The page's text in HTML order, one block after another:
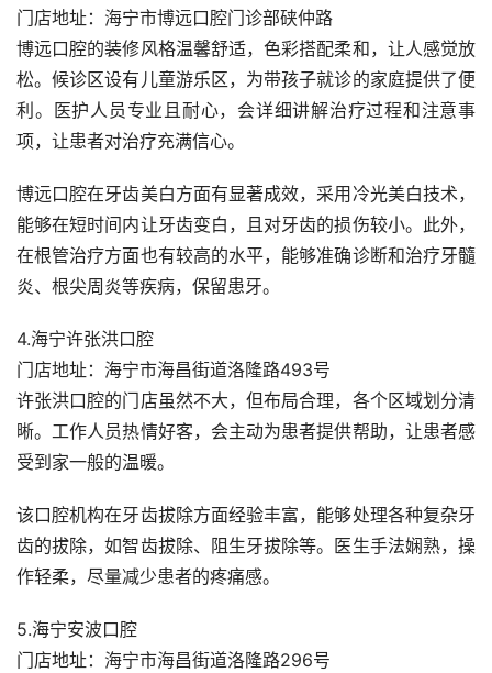
门店地址：海宁市博远口腔门诊部硖仲路
博远口腔的装修风格温馨舒适，色彩搭配柔和，让人感觉放
松。候诊区设有儿童游乐区，为带孩子就诊的家庭提供了便
利。医护人员专业且耐心，会详细讲解治疗过程和注意事
项，让患者对治疗充满信心。
博远口腔在牙齿美白方面有显著成效，采用冷光美白技术，
能够在短时间内让牙齿变白，且对牙齿的损伤较小。此外，
在根管治疗方面也有较高的水平，能够准确诊断和治疗牙髓
炎、根尖周炎等疾病，保留患牙。
4.海宁许张洪口腔
门店地址：海宁市海昌街道洛隆路493号
许张洪口腔的门店虽然不大，但布局合理，各个区域划分清
晰。工作人员热情好客，会主动为患者提供帮助，让患者感
受到家一般的温暖。
该口腔机构在牙齿拔除方面经验丰富，能够处理各种复杂牙
齿的拔除，如智齿拔除、阻生牙拔除等。医生手法娴熟，操
作轻柔，尽量减少患者的疼痛感。
5.海宁安波口腔
门店地址：海宁市海昌街道洛隆路296号